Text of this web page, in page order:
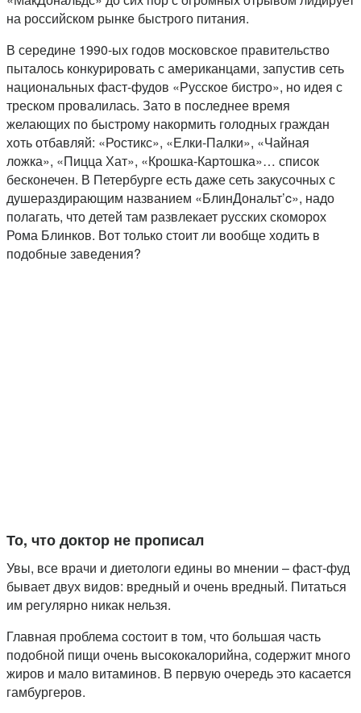
на российском рынке быстрого питания.
В середине 1990-ых годов московское правительство
пыталось конкурировать с американцами, запустив сеть
национальных фаст-фудов «Русское бистро», но идея с
треском провалилась. Зато в последнее время
желающих по быстрому накормить голодных граждан
хоть отбавляй: «Ростикс», «Елки-Палки», «Чайная
ложка», «Пицца Хат», «Крошка-Картошка»… список
бесконечен. В Петербурге есть даже сеть закусочных с
душераздирающим названием «БлинДональт’c», надо
полагать, что детей там развлекает русских скоморох
Рома Блинков. Вот только стоит ли вообще ходить в
подобные заведения?
То, что доктор не прописал
Увы, все врачи и диетологи едины во мнении – фаст-фуд
бывает двух видов: вредный и очень вредный. Питаться
им регулярно никак нельзя.
Главная проблема состоит в том, что большая часть
подобной пищи очень высококалорийна, содержит много
жиров и мало витаминов. В первую очередь это касается
гамбургеров.